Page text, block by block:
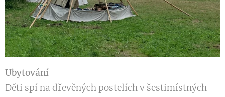
Ubytování
Děti spí na dřevěných postelích v šestimístných